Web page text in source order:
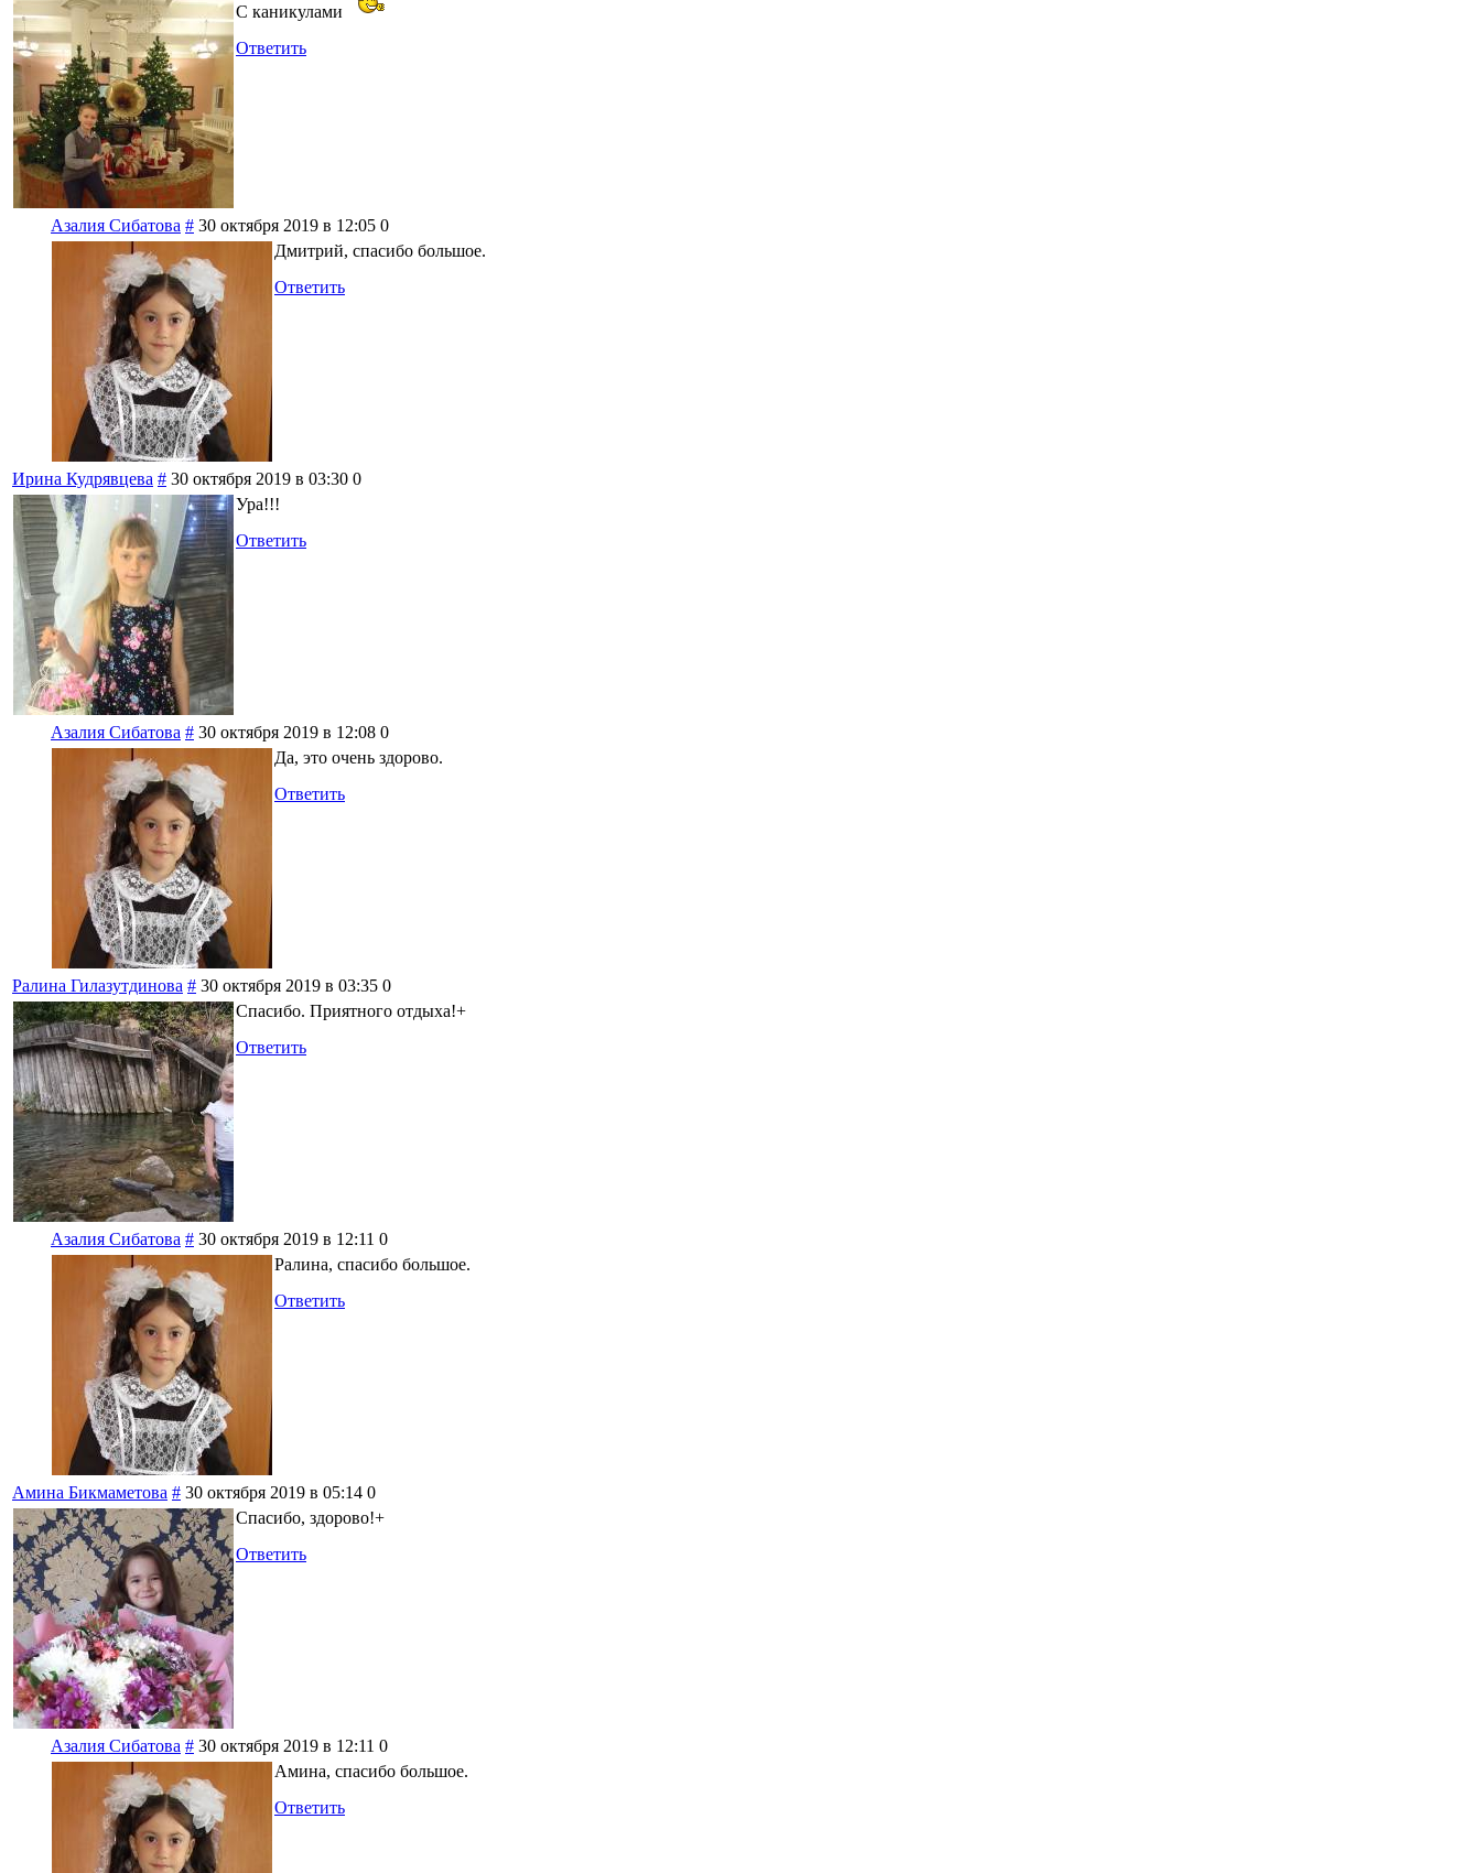
С каникулами
Ответить
Азалия Сибатова # 30 октября 2019 в 12:05 0
Дмитрий, спасибо большое.
Ответить
Ирина Кудрявцева # 30 октября 2019 в 03:30 0
Ура!!!
Ответить
Азалия Сибатова # 30 октября 2019 в 12:08 0
Да, это очень здорово.
Ответить
Ралина Гилазутдинова # 30 октября 2019 в 03:35 0
Спасибо. Приятного отдыха!+
Ответить
Азалия Сибатова # 30 октября 2019 в 12:11 0
Ралина, спасибо большое.
Ответить
Амина Бикмаметова # 30 октября 2019 в 05:14 0
Спасибо, здорово!+
Ответить
Азалия Сибатова # 30 октября 2019 в 12:11 0
Амина, спасибо большое.
Ответить